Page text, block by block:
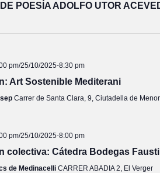
POESÍA ADOLFO UTOR
pm/25/10/2025-8:30 pm
Art Sostenible Mediterani
Carrer de Santa Clara, 9, Ciutadella de
pm/25/10/2025-8:00 pm
colectiva: Cátedra Bodegas
de Medinacelli CARRER ABADIA 2, El Verger